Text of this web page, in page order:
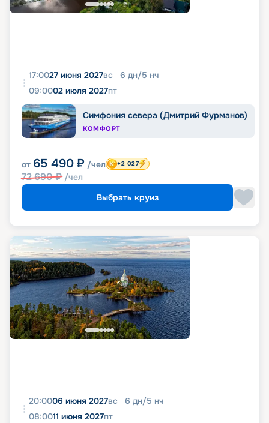
17:0027 июня 2027вс 6 дн/5 нч
09:0002 июля 2027пт
Симфония севера (Дмитрий Фурманов)
КОМФОРТ
от 65 490 ₽ /чел
72 690₽ /чел
+2 027
Выбрать круиз
20:0006 июня 2027вс 6 дн/5 нч
08:0011 июня 2027пт